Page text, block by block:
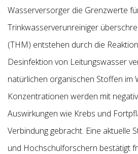
Wasserversorger die Grenzwerte
Trinkwasserverunreiniger
(THM) entstehen durch die
Desinfektion von Leitungswasser
natürlichen organischen Stoffen im
Konzentrationen werden mit
Auswirkungen wie Krebs und
Verbindung gebracht. Eine aktuelle
und Hochschulforschern bestätigt